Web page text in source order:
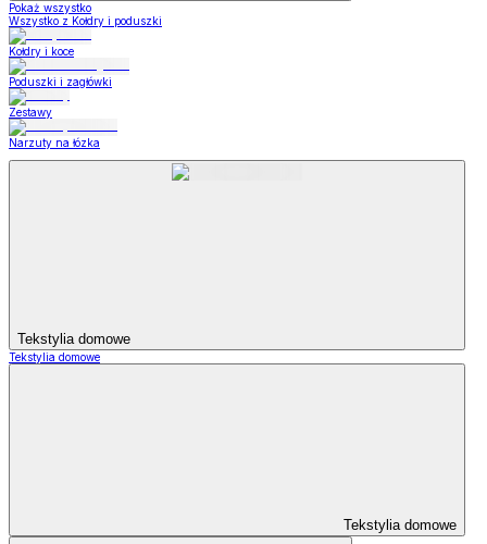
Pokaż wszystko
Wszystko z Kołdry i poduszki
Kołdry i koce
Poduszki i zagłówki
Zestawy
Narzuty na łózka
Tekstylia domowe
Tekstylia domowe
Tekstylia domowe